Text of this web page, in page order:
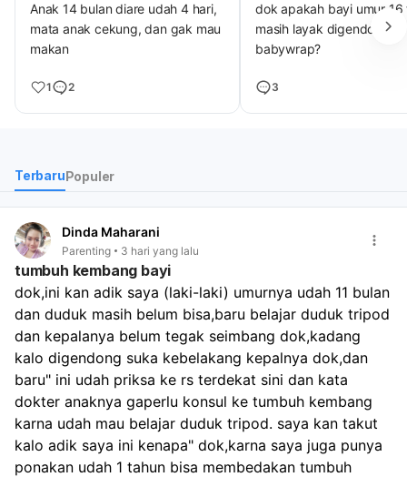
Anak 14 bulan diare udah 4 hari,
mata anak cekung, dan gak mau
makan
1 2
dok apakah bayi umur 16
masih layak digendong
babywrap?
3
TerbaruPopuler
Dinda Maharani
Parenting 3 hari yang lalu
tumbuh kembang bayi
dok,ini kan adik saya (laki-laki) umurnya udah 11 bulan
dan duduk masih belum bisa,baru belajar duduk tripod
dan kepalanya belum tegak seimbang dok,kadang
kalo digendong suka kebelakang kepalnya dok,dan
baru" ini udah priksa ke rs terdekat sini dan kata
dokter anaknya gaperlu konsul ke tumbuh kembang
karna udah mau belajar duduk tripod. saya kan takut
kalo adik saya ini kenapa" dok,karna saya juga punya
ponakan udah 1 tahun bisa membedakan tumbuh